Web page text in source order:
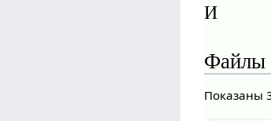
И
Файлы
Показаны